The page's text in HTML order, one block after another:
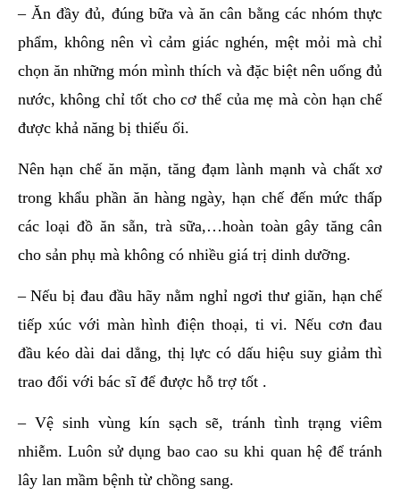
– Ăn đầy đủ, đúng bữa và ăn cân bằng các nhóm thực
phẩm, không nên vì cảm giác nghén, mệt mỏi mà chỉ
chọn ăn những món mình thích và đặc biệt nên uống đủ
nước, không chỉ tốt cho cơ thể của mẹ mà còn hạn chế
được khả năng bị thiếu ối.
Nên hạn chế ăn mặn, tăng đạm lành mạnh và chất xơ
trong khẩu phần ăn hàng ngày, hạn chế đến mức thấp
các loại đồ ăn sẵn, trà sữa,…hoàn toàn gây tăng cân
cho sản phụ mà không có nhiều giá trị dinh dưỡng.
– Nếu bị đau đầu hãy nằm nghỉ ngơi thư giãn, hạn chế
tiếp xúc với màn hình điện thoại, ti vi. Nếu cơn đau
đầu kéo dài dai dẳng, thị lực có dấu hiệu suy giảm thì
trao đổi với bác sĩ để được hỗ trợ tốt .
– Vệ sinh vùng kín sạch sẽ, tránh tình trạng viêm
nhiễm. Luôn sử dụng bao cao su khi quan hệ để tránh
lây lan mầm bệnh từ chồng sang.